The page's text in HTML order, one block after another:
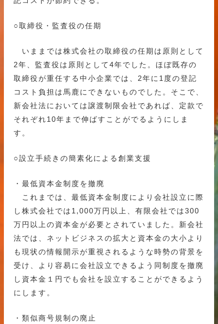
○取締役・監査役の任期
いままでは株式会社の取締役の任期は原則として
2年、監査役は原則として4年でした。ほぼ既存の
取締役が重任する中小企業では、2年に1度の登記
コスト負担は馬鹿にできないものでした。そこで、
新会社法においては譲渡制限会社であれば、定款で
それぞれ10年まで伸ばすことがでるようにしま
す。
○設立手続きの簡素化による創業支援
・最低資本金制度を撤廃
これまでは、最低資本金制度により会社設立に際
し株式会社では1,000万円以上、有限会社では300
万円以上の資本金が必要とされていました。新会社
法では、ネットビジネスの拡大と資本金の大小より
も現状の情報開示が重視されるような時勢の背景を
受け、より容易に会社設立できるよう同制度を撤廃
し資本金１円でも会社を設立することができるよう
にします。
・類似商号規制の廃止